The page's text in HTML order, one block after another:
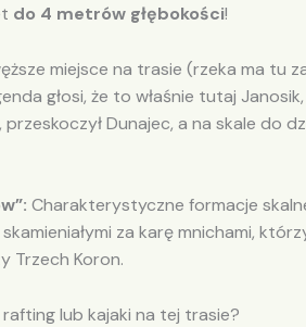
do 4 metrów głębokości!
miejsce na trasie (rzeka ma tu
głosi, że to właśnie tutaj
przeskoczył Dunajec, a na skale do
Charakterystyczne formacje
za karę mnichami,
Trzech Koron.
lub kajaki na tej trasie?